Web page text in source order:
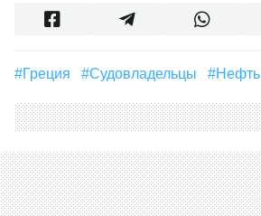
#Греция #судовладельцы #Нефть